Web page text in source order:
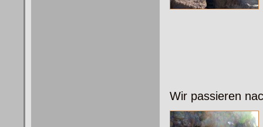
Wir passieren